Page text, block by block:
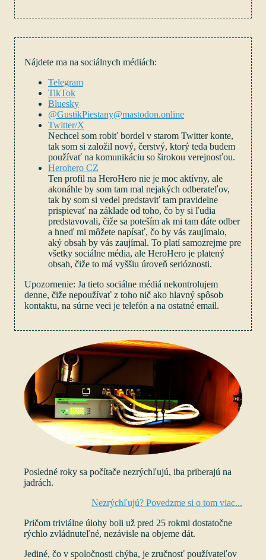
Nájdete ma na sociálnych médiách:
Telegram
TikTok
Bluesky
@GustikPiestany@mastodon.online
Twitter/X
Nechcel som robiť bordel v starom Twitter konte,
tak som si založil nový, čerstvý, ktorý teda budem
používať na komunikáciu so širokou verejnosťou.
Herohero CZ
Ten profil na HeroHero nie je moc aktívny, ale
akonáhle by som tam mal nejakých odberateľov,
tak by som si vedel predstaviť tam pravidelne
prispievať na základe od toho, čo by si ľudia
predstavovali, čiže sa poteším ak mi tam dáte odber
a hneď mi môžete napísať, čo by vás zaujímalo,
aký obsah by vás zaujímal. To platí samozrejme pre
všetky sociálne média, ale HeroHero je platený
obsah, čiže to má vyššiu úroveň serióznosti.
Upozornenie: Ja tieto sociálne médiá nekontrolujem
denne, čiže nepoužívať z toho nič ako hlavný spôsob
kontaktu, na súrne veci je telefón a na ostatné email.
Posledné roky sa počítače nezrýchľujú, iba priberajú na
jadrách.
Nezrýchľujú? Povedzme si o tom viac...
Pričom triviálne úlohy boli už pred 25 rokmi dostatočne
rýchlo zvládnuteľné, nezávisle na objeme dát.
Jediné, čo v spoločnosti chýba, je zručnosť používateľov